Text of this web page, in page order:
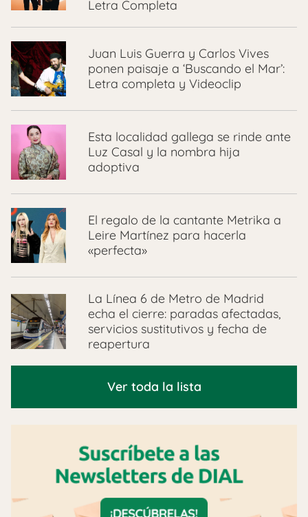
Letra Completa
Juan Luis Guerra y Carlos Vives
ponen paisaje a ‘Buscando el Mar’:
Letra completa y Videoclip
Esta localidad gallega se rinde ante
Luz Casal y la nombra hija
adoptiva
El regalo de la cantante Metrika a
Leire Martínez para hacerla
«perfecta»
La Línea 6 de Metro de Madrid
echa el cierre: paradas afectadas,
servicios sustitutivos y fecha de
reapertura
Ver toda la lista